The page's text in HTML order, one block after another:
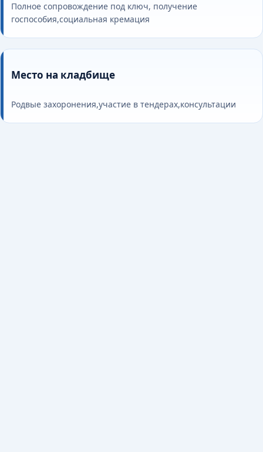
Полное сопровождение под ключ, получение
госпособия,социальная кремация
Место на кладбище
Родвые захоронения,участие в тендерах,консультации